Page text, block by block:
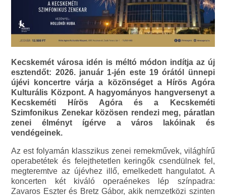
Kecskemét városa idén is méltó módon indítja az új
esztendőt: 2026. január 1-jén este 19 órától ünnepi
újévi koncertre várja a közönséget a Hírös Agóra
Kulturális Központ. A hagyományos hangversenyt a
Kecskeméti Hírös Agóra és a Kecskeméti
Szimfonikus Zenekar közösen rendezi meg, páratlan
zenei élményt ígérve a város lakóinak és
vendégeinek.
Az est folyamán klasszikus zenei remekművek, világhírű
operabetétek és felejthetetlen keringők csendülnek fel,
megteremtve az újévhez illő, emelkedett hangulatot. A
koncerten két kiváló operaénekes lép színpadra:
Zavaros Eszter és Bretz Gábor, akik nemzetközi szinten